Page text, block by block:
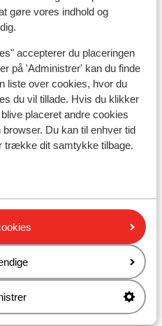
gøre vores indhold og
accepterer du placeringen
på 'Administrer' kan du finde
liste over cookies, hvor du
du vil tillade. Hvis du klikker
placeret andre cookies
Du kan til enhver tid
dit samtykke tilbage.